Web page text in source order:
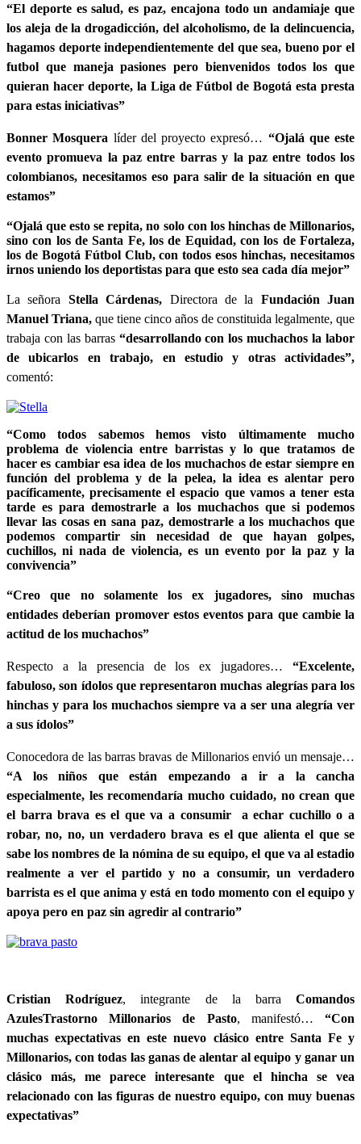
“El deporte es salud, es paz, encajona todo un andamiaje que
los aleja de la drogadicción, del alcoholismo, de la delincuencia,
hagamos deporte independientemente del que sea, bueno por el
futbol que maneja pasiones pero bienvenidos todos los que
quieran hacer deporte, la Liga de Fútbol de Bogotá esta presta
para estas iniciativas”
Bonner Mosquera líder del proyecto expresó… “Ojalá que este
evento promueva la paz entre barras y la paz entre todos los
colombianos, necesitamos eso para salir de la situación en que
estamos”
“Ojalá que esto se repita, no solo con los hinchas de Millonarios,
sino con los de Santa Fe, los de Equidad, con los de Fortaleza,
los de Bogotá Fútbol Club, con todos esos hinchas, necesitamos
irnos uniendo los deportistas para que esto sea cada día mejor”
La señora Stella Cárdenas, Directora de la Fundación Juan
Manuel Triana, que tiene cinco años de constituida legalmente, que
trabaja con las barras “desarrollando con los muchachos la labor
de ubicarlos en trabajo, en estudio y otras actividades”,
comentó:
“Como todos sabemos hemos visto últimamente mucho
problema de violencia entre barristas y lo que tratamos de
hacer es cambiar esa idea de los muchachos de estar siempre en
función del problema y de la pelea, la idea es alentar pero
pacíficamente, precisamente el espacio que vamos a tener esta
tarde es para demostrarle a los muchachos que si podemos
llevar las cosas en sana paz, demostrarle a los muchachos que
podemos compartir sin necesidad de que hayan golpes,
cuchillos, ni nada de violencia, es un evento por la paz y la
convivencia”
“Creo que no solamente los ex jugadores, sino muchas
entidades deberían promover estos eventos para que cambie la
actitud de los muchachos”
Respecto a la presencia de los ex jugadores… “Excelente,
fabuloso, son ídolos que representaron muchas alegrías para los
hinchas y para los muchachos siempre va a ser una alegría ver
a sus ídolos”
Conocedora de las barras bravas de Millonarios envió un mensaje…
“A los niños que están empezando a ir a la cancha
especialmente, les recomendaría mucho cuidado, no crean que
el barra brava es el que va a consumir a echar cuchillo o a
robar, no, no, un verdadero brava es el que alienta el que se
sabe los nombres de la nómina de su equipo, el que va al estadio
realmente a ver el partido y no a consumir, un verdadero
barrista es el que anima y está en todo momento con el equipo y
apoya pero en paz sin agredir al contrario”
Cristian Rodríguez, integrante de la barraComandos
AzulesTrastorno Millonarios de Pasto, manifestó…“Con
muchas expectativas en este nuevo clásico entre Santa Fe y
Millonarios, con todas las ganas de alentar al equipo y ganar un
clásico más, me parece interesante que el hincha se vea
relacionado con las figuras de nuestro equipo, con muy buenas
expectativas”